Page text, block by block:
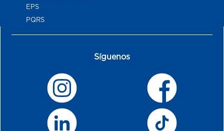
EPS
PQRS
Síguenos